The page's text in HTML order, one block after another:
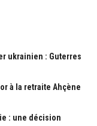
ukrainien : Guterres
à la retraite Ahçène
: une décision